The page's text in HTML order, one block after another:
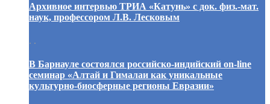
Архивное интервью ТРИА «Катунь» с док. физ.-мат.
наук, профессором Л.В. Лесковым
. .
В Барнауле состоялся российско-индийский on-line
семинар «Алтай и Гималаи как уникальные
культурно-биосферные регионы Евразии»